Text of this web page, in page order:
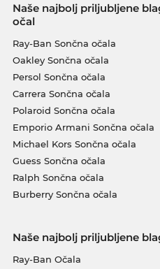
Naše najbolj priljubljene
očal
Ray-Ban Sončna očala
Oakley Sončna očala
Persol Sončna očala
Carrera Sončna očala
Polaroid Sončna očala
Emporio Armani Sončna očala
Michael Kors Sončna očala
Guess Sončna očala
Ralph Sončna očala
Burberry Sončna očala
Naše najbolj priljubljene
Ray-Ban Očala